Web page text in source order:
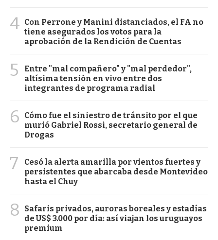
4 Con Perrone y Manini distanciados, el FA no
tiene asegurados los votos para la
aprobación de la Rendición de Cuentas
5
Entre "mal compañero" y "mal perdedor",
altísima tensión en vivo entre dos
integrantes de programa radial
6
Cómo fue el siniestro de tránsito por el que
murió Gabriel Rossi, secretario general de
Drogas
7
Cesó la alerta amarilla por vientos fuertes y
persistentes que abarcaba desde Montevideo
hasta el Chuy
8
Safaris privados, auroras boreales y estadías
de US$ 3.000 por día: así viajan los uruguayos
premium